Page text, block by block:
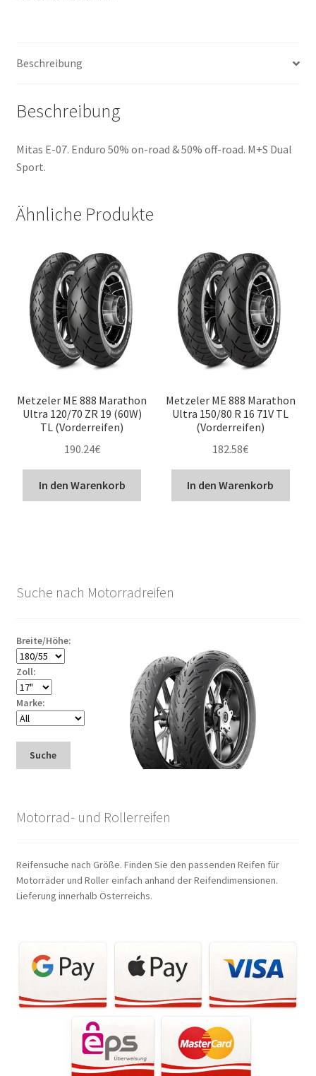
Beschreibung
Beschreibung
Mitas E-07. Enduro 50% on-road & 50% off-road. M+S Dual
Sport.
Ähnliche Produkte
Metzeler ME 888 Marathon
Ultra 120/70 ZR 19 (60W)
TL (Vorderreifen)
190.24€
In den Warenkorb
Metzeler ME 888 Marathon
Ultra 150/80 R 16 71V TL
(Vorderreifen)
182.58€
In den Warenkorb
Suche nach Motorradreifen
Breite/Höhe:
Zoll:
Marke:
Suche
Motorrad- und Rollerreifen
Reifensuche nach Größe. Finden Sie den passenden Reifen für
Motorräder und Roller einfach anhand der Reifendimensionen.
Lieferung innerhalb Österreichs.